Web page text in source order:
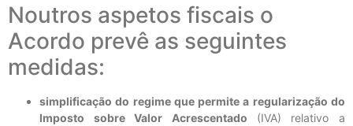
Noutros aspetos fiscais o
Acordo prevê as seguintes
medidas:
simplificação do regime que permite a regularização do
Imposto sobre Valor Acrescentado (IVA) relativo a